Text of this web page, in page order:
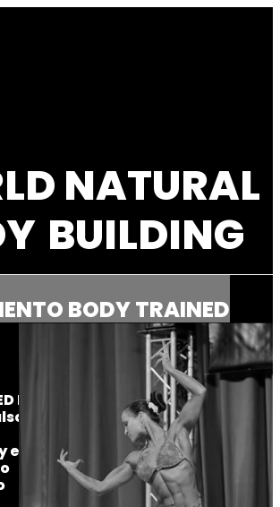
NATURAL
BUILDING
BODY TRAINED
El
el